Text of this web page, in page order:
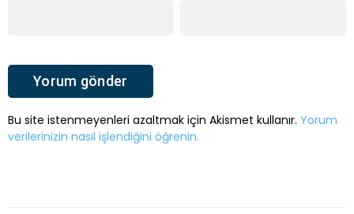
Bu site istenmeyenleri azaltmak için Akismet kullanır. Yorum
verilerinizin nasıl işlendiğini öğrenin.